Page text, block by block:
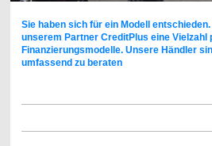
Sie haben sich für ein Modell
unserem Partner CreditPlus eine Vielzahl
Finanzierungsmodelle. Unsere Händler
umfassend zu beraten